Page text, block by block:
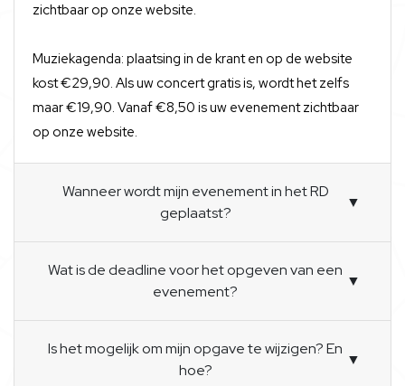
zichtbaar op onze website.
Muziekagenda: plaatsing in de krant en op de website
kost €29,90. Als uw concert gratis is, wordt het zelfs
maar €19,90. Vanaf €8,50 is uw evenement zichtbaar
op onze website.
Wanneer wordt mijn evenement in het RD
geplaatst?
▼
Wat is de deadline voor het opgeven van een
evenement?
▼
Is het mogelijk om mijn opgave te wijzigen? En
hoe?
▼